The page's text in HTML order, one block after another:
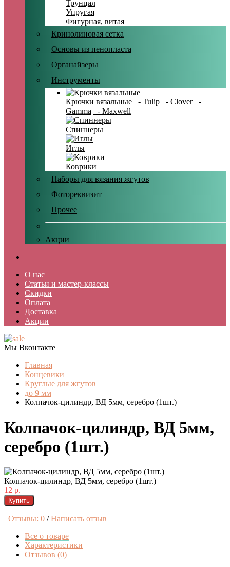
Трунцал
Упругая
Фигурная, витая
Кринолиновая сетка
Основы из пенопласта
Органайзеры
Инструменты
Крючки вязальные - Tulip - Clover
-
Gamma
- Maxwell
Спиннеры
Иглы
Коврики
Наборы для вязания жгутов
Фотореквизит
Прочее
Акции
О нас
Статьи и мастер-классы
Скидки
Оплата
Доставка
Акции
Мы Вконтакте
Главная
Концевики
Круглые для жгутов
до 9 мм
Колпачок-цилиндр, ВД 5мм, серебро (1шт.)
Колпачок-цилиндр, ВД 5мм,
серебро (1шт.)
Колпачок-цилиндр, ВД 5мм, серебро (1шт.)
12 р.
Купить
Отзывы: 0 / Написать отзыв
Все о товаре
Характеристики
Отзывов (0)